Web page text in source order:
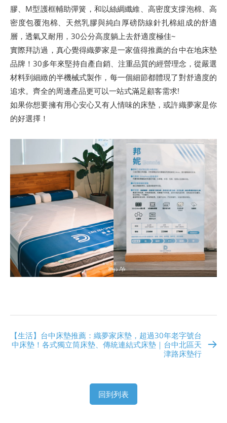
膠、M型護框輔助彈簧，和以絲綢纖維、高密度支撐泡棉、高
密度包覆泡棉、天然乳膠與純白厚磅防線針扎棉組成的舒適
層，透氣又耐用，30公分高度躺上去舒適度極佳~
實際拜訪過，真心覺得織夢家是一家值得推薦的台中在地床墊
品牌！30多年來堅持自產自銷、注重品質的經營理念，從嚴選
材料到細緻的半機械式製作，每一個細節都體現了對舒適度的
追求。齊全的周邊產品更可以一站式滿足顧客需求!
如果你想要擁有用心安心又有人情味的床墊，或許織夢家是你
的好選擇！
【生活】台中床墊推薦：織夢家床墊，超過30年老字號台
中床墊！各式獨立筒床墊、傳統連結式床墊｜台中北區天
津路床墊行
回到列表